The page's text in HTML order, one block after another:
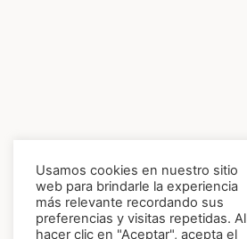
Usamos cookies en nuestro sitio
web para brindarle la experiencia
más relevante recordando sus
preferencias y visitas repetidas. Al
hacer clic en "Aceptar", acepta el